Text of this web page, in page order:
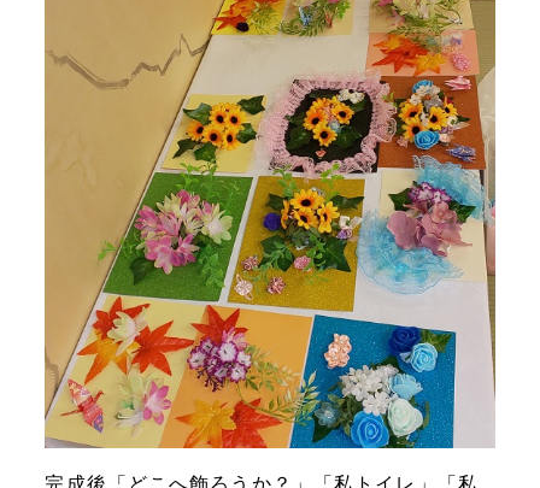
完成後「どこへ飾ろうか？」「私トイレ」「私